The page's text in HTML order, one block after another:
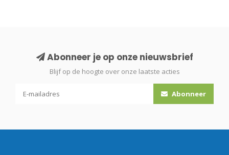
In de Cleancare catalogus vindt u alle professionele stof- en
waterzuigers, industriestofzuigers en draadloze stofzuigers
machines uit het Cleancare assortiment beschikken veelal over
Abonneer je op onze nieuwsbrief
Blijf op de hoogte over onze laatste acties
Abonneer